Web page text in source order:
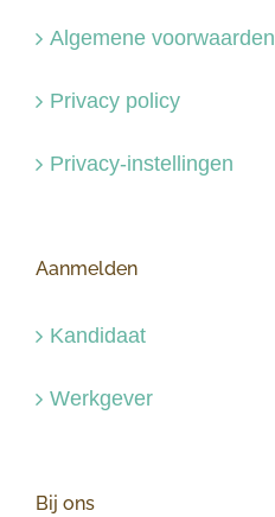
Algemene voorwaarden
Privacy policy
Privacy-instellingen
Aanmelden
Kandidaat
Werkgever
Bij ons